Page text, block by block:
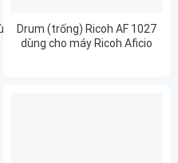
cho máy
Drum (trống) Ricoh AF 1027
dùng cho máy Ricoh Aficio